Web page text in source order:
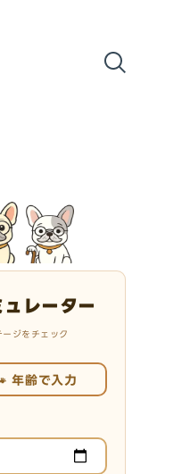
レーター
ジをチェック
年齢で入力